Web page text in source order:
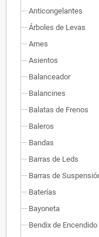
Anticongelantes
Árboles de Levas
Arnes
Asientos
Balanceador
Balancines
Balatas de Frenos
Baleros
Bandas
Barras de Leds
Barras de
Baterías
Bayoneta
Bendix de Encendido